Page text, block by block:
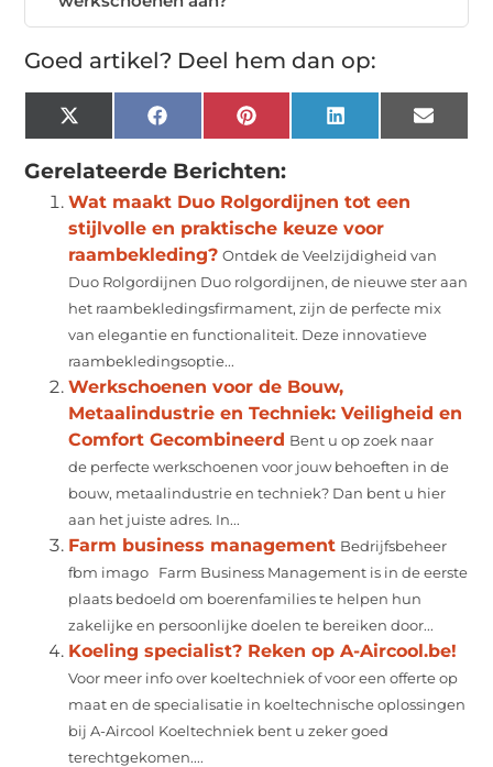
Goed artikel? Deel hem dan op:
X
(Twitter)
Facebook Pinterest LinkedIn Email
Gerelateerde Berichten:
Wat maakt Duo Rolgordijnen tot een
stijlvolle en praktische keuze voor
raambekleding? Ontdek de Veelzijdigheid van
Duo Rolgordijnen Duo rolgordijnen, de nieuwe ster aan
het raambekledingsfirmament, zijn de perfecte mix
van elegantie en functionaliteit. Deze innovatieve
raambekledingsoptie...
Werkschoenen voor de Bouw,
Metaalindustrie en Techniek: Veiligheid en
Comfort Gecombineerd Bent u op zoek naar
de perfecte werkschoenen voor jouw behoeften in de
bouw, metaalindustrie en techniek? Dan bent u hier
aan het juiste adres. In...
Farm business management Bedrijfsbeheer
fbm imago Farm Business Management is in de eerste
plaats bedoeld om boerenfamilies te helpen hun
zakelijke en persoonlijke doelen te bereiken door...
Koeling specialist? Reken op A-Aircool.be!
Voor meer info over koeltechniek of voor een offerte op
maat en de specialisatie in koeltechnische oplossingen
bij A-Aircool Koeltechniek bent u zeker goed
terechtgekomen....